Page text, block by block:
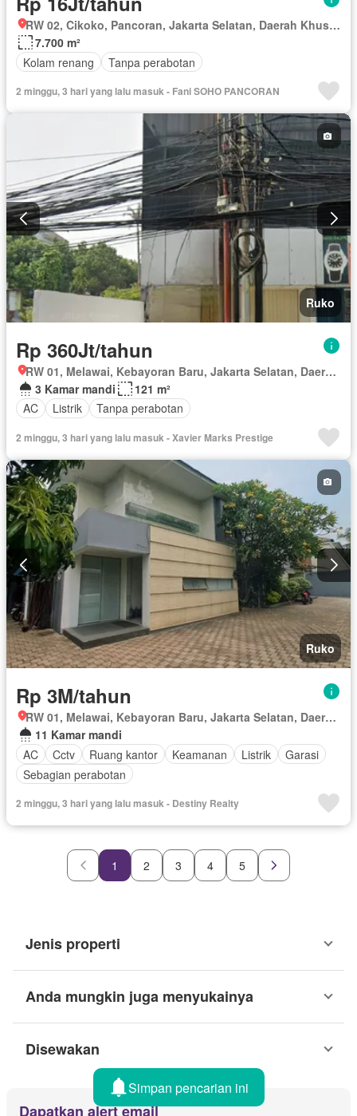
RW 02, Cikoko, Pancoran, Jakarta Selatan, Daerah Khusus Ibukota Jakarta
7.700 m²
Kolam renang
Tanpa perabotan
2 minggu, 3 hari yang lalu masuk - Fani SOHO PANCORAN
Ruko
Rp 360Jt/tahun
RW 01, Melawai, Kebayoran Baru, Jakarta Selatan, Daerah Khusus Ibukota Jakarta
3 Kamar mandi
121 m²
AC
Listrik Tanpa perabotan
2 minggu, 3 hari yang lalu masuk - Xavier Marks Prestige
Ruko
Rp 3M/tahun
RW 01, Melawai, Kebayoran Baru, Jakarta Selatan, Daerah Khusus Ibukota Jakarta
11 Kamar mandi
AC
Cctv Ruang kantor Keamanan Listrik
Garasi
Sebagian perabotan
2 minggu, 3 hari yang lalu masuk - Destiny Realty
1 2 3 4 5
Jenis properti
Anda mungkin juga menyukainya
Disewakan
Dapatkan alert email
Simpan pencarian ini